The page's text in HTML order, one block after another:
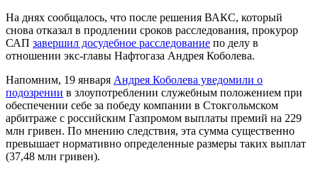
На днях сообщалось, что после решения ВАКС, который
снова отказал в продлении сроков расследования, прокурор
САП завершил досудебное расследование по делу в
отношении экс-главы Нафтогаза Андрея Коболева.
Напомним, 19 января Андрея Коболева уведомили о
подозрении в злоупотреблении служебным положением при
обеспечении себе за победу компании в Стокгольмском
арбитраже с российским Газпромом выплаты премий на 229
млн гривен. По мнению следствия, эта сумма существенно
превышает нормативно определенные размеры таких выплат
(37,48 млн гривен).